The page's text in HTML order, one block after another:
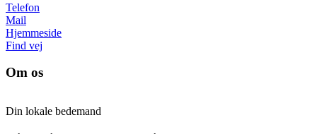
Telefon
Mail
Hjemmeside
Find vej
Om os
Din lokale bedemand